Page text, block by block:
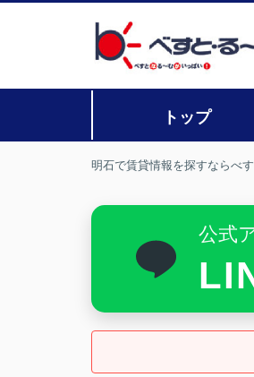
トップ
明石で賃貸情報を探すならべ
公式